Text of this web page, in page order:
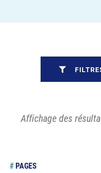
Affichage des
# PAGES